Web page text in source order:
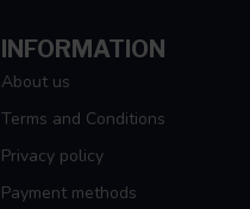
INFORMATION
About us
Terms and Conditions
Privacy policy
Payment methods